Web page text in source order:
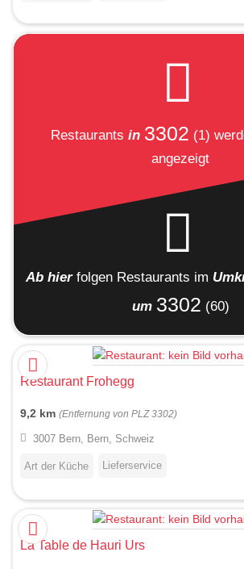
Restaurants in 3302 (1)
angezeigt
Ab hier folgen Restaurants im
um 3302 (60)
Restaurant Frohegg
9,2 km (Entfernung von PLZ 3302)
3007 Bern, Bern, Schweiz
Art der Küche Lieferservice
La Table de Hauri Urs